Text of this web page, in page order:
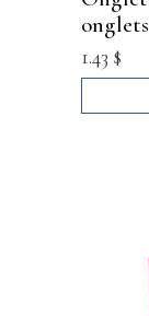
onglets
1.43 $